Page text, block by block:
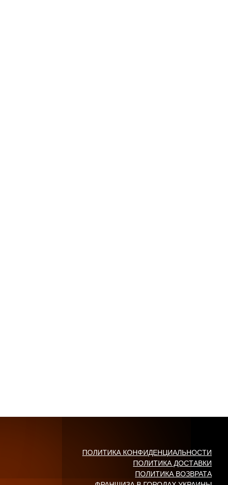
ПОЛИТИКА КОНФИДЕНЦИАЛЬНОСТИ
ПОЛИТИКА ДОСТАВКИ
ПОЛИТИКА ВОЗВРАТА